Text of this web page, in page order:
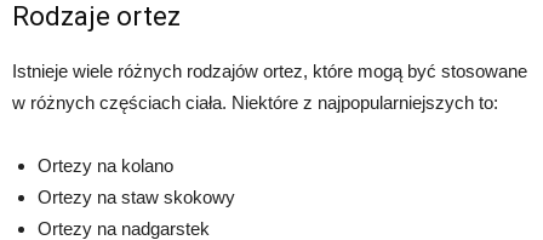
Rodzaje ortez
Istnieje wiele różnych rodzajów ortez, które mogą być stosowane
w różnych częściach ciała. Niektóre z najpopularniejszych to:
Ortezy na kolano
Ortezy na staw skokowy
Ortezy na nadgarstek